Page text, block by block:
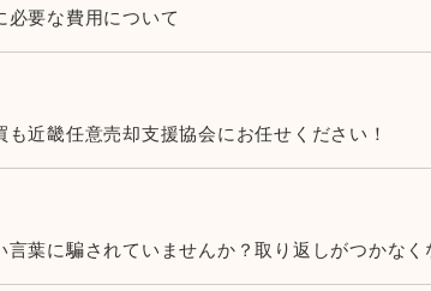
必要な費用について
も近畿任意売却支援協会にお任せください！
言葉に騙されていませんか？取り返しがつかなく